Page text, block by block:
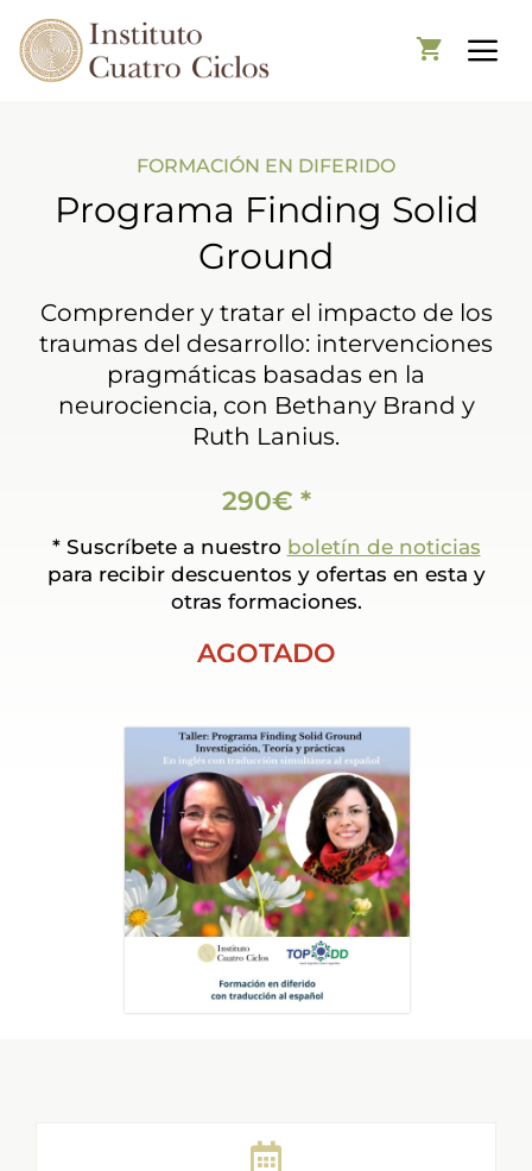
FORMACIÓN EN DIFERIDO
Programa Finding Solid
Ground
Comprender y tratar el impacto de los
traumas del desarrollo: intervenciones
pragmáticas basadas en la
neurociencia, con Bethany Brand y
Ruth Lanius.
290€ *
* Suscríbete a nuestro boletín de noticias
para recibir descuentos y ofertas en esta y
otras formaciones.
AGOTADO